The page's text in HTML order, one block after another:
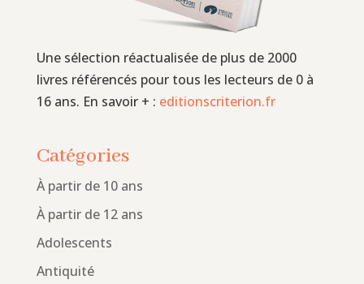
Une sélection réactualisée de plus de 2000
livres référencés pour tous les lecteurs de 0 à
16 ans. En savoir + : editionscriterion.fr
Catégories
À partir de 10 ans
À partir de 12 ans
Adolescents
Antiquité